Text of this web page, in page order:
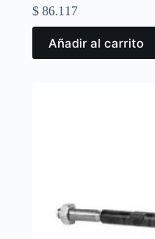
$ 86.117
Añadir al carrito